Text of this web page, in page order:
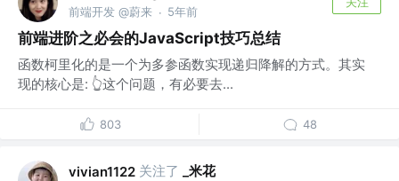
前端开发 @蔚来 · 5年前
前端进阶之必会的JavaScript技巧总结
函数柯里化的是一个为多参函数实现递归降解的方式。其实
现的核心是: 👆这个问题，有必要去...
803 48
vivian1122 关注了 _米花